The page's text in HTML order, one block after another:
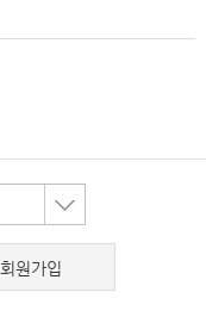
회원가입